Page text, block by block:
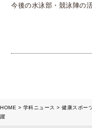
今後の水泳部・競泳陣の
HOME 学科ニュース 健康スポー
躍